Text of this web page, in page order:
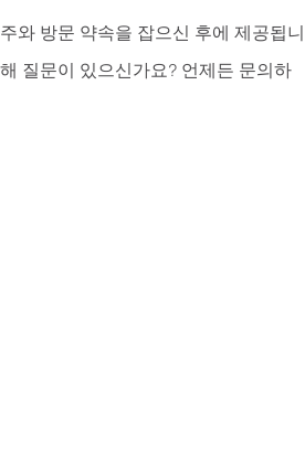
와 방문 약속을 잡으신 후에 제공됩니
질문이 있으신가요? 언제든 문의하